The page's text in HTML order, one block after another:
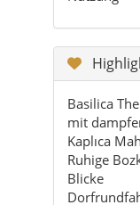
Basilica
mit
Kaplıca
Ruhige
Blicke
Eindrücken